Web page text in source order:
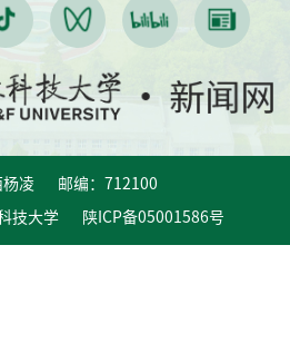
杨凌 邮编：712100
技大学 陕ICP备05001586号